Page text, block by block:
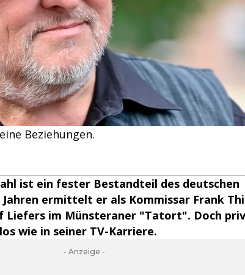
Beziehungen.
ist ein fester Bestandteil des deutschen
Jahren ermittelt er als Kommissar Frank
Liefers im Münsteraner "Tatort". Doch
wie in seiner TV-Karriere.
- Anzeige -